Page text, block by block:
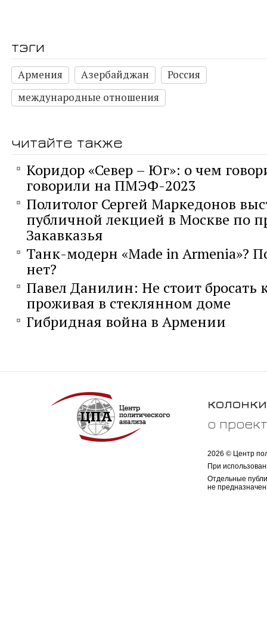
тэги
Армения Азербайджан
Россия
международные отношения
читайте также
Коридор «Север – Юг»: о чем
говорили на ПМЭФ-2023
Политолог Сергей Маркедонов
публичной лекцией в Москве по
Закавказья
Танк-модерн «Made in Armenia»?
нет?
Павел Данилин: Не стоит бросать
проживая в стеклянном доме
Гибридная война в Армении
колонки
о
2026 © Центр
При
Отдельные
не